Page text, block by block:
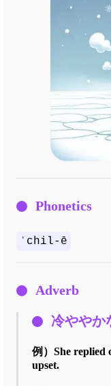
Phonetics
ˈchil-ē
Adverb
冷ややか
例） She replied
upset.